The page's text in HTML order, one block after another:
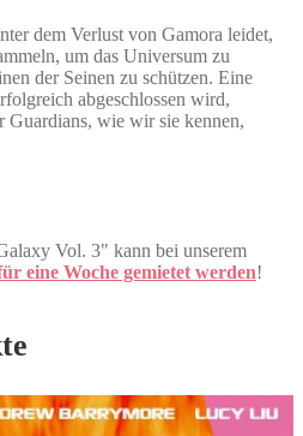
dem Verlust von Gamora leidet,
um das Universum zu
der Seinen zu schützen. Eine
abgeschlossen wird,
Guardians, wie wir sie kennen,
Vol. 3" kann bei unserem
eine Woche gemietet werden!